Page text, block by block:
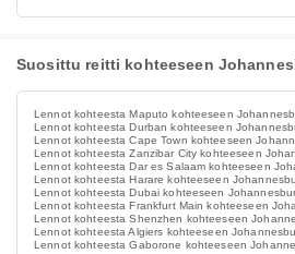
Suosittu reitti kohteeseen
Lennot kohteesta Maputo kohteeseen
Lennot kohteesta Durban kohteeseen
Lennot kohteesta Cape Town kohteeseen
Lennot kohteesta Zanzibar City kohteeseen
Lennot kohteesta Dar es Salaam kohteeseen
Lennot kohteesta Harare kohteeseen
Lennot kohteesta Dubai kohteeseen
Lennot kohteesta Frankfurt Main kohteeseen
Lennot kohteesta Shenzhen kohteeseen
Lennot kohteesta Algiers kohteeseen
Lennot kohteesta Gaborone kohteeseen